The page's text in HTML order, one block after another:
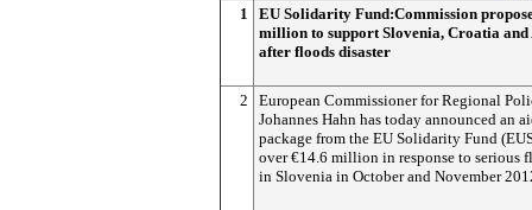
1
EU Solidarity Fund:Commission
million to support Slovenia, Croatia and
after floods disaster
2
European Commissioner for Regional
Johannes Hahn has today announced an
package from the EU Solidarity Fund
over €14.6 million in response to serious
in Slovenia in October and November